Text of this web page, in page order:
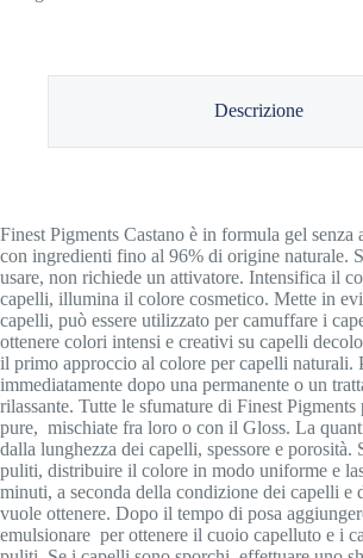
Descrizione
Finest Pigments Castano è in formula gel senza
con ingredienti fino al 96% di origine naturale.
usare, non richiede un attivatore. Intensifica il
capelli, illumina il colore cosmetico. Mette in
capelli, può essere utilizzato per camuffare i
ottenere colori intensi e creativi su capelli
il primo approccio al colore per capelli naturali.
immediatamente dopo una permanente o un
rilassante. Tutte le sfumature di Finest Pigments
pure, mischiate fra loro o con il Gloss. La
dalla lunghezza dei capelli, spessore e porosità.
puliti, distribuire il colore in modo uniforme e
minuti, a seconda della condizione dei capelli e
vuole ottenere. Dopo il tempo di posa
emulsionare per ottenere il cuoio capelluto e i